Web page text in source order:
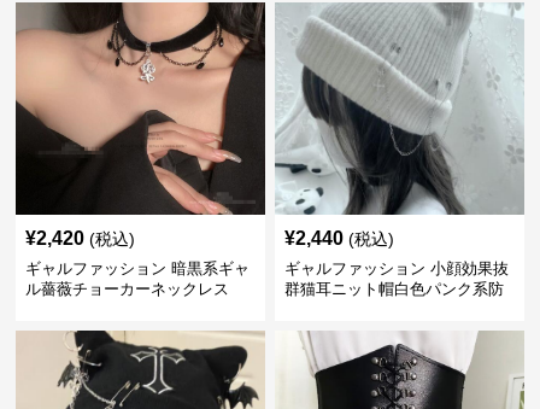
¥2,420 (税込)
ギャルファッション 暗黒系ギャ
ル薔薇チョーカーネックレス
¥2,440 (税込)
ギャルファッション 小顔効果抜
群猫耳ニット帽白色パンク系防